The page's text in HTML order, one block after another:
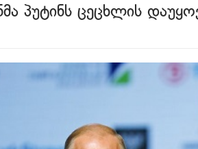
პუტინს ცეცხლის